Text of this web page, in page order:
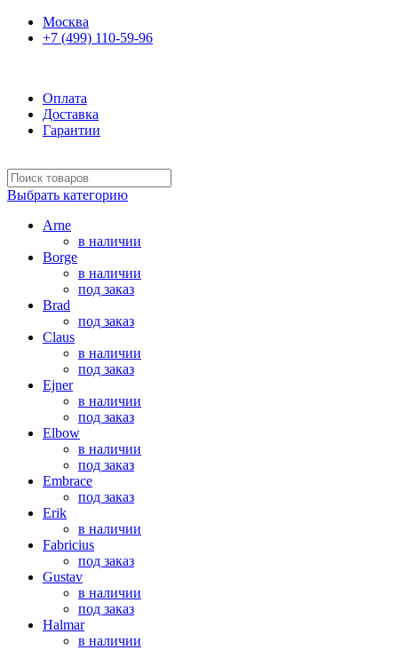
Москва
+7 (499) 110-59-96
Оплата
Доставка
Гарантии
Выбрать категорию
Arne
в наличии
Borge
в наличии
под заказ
Brad
под заказ
Claus
в наличии
под заказ
Ejner
в наличии
под заказ
Elbow
в наличии
под заказ
Embrace
под заказ
Erik
в наличии
Fabricius
под заказ
Gustav
в наличии
под заказ
Halmar
в наличии